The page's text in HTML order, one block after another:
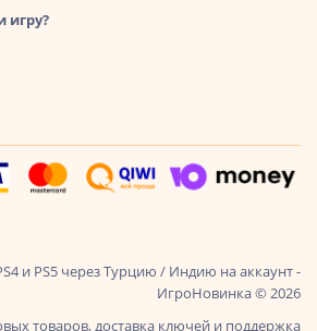
игру?
и PS5 через Турцию / Индию на аккаунт -
ИгроНовинка © 2026
товаров, доставка ключей и поддержка